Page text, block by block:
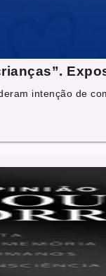
intenção de